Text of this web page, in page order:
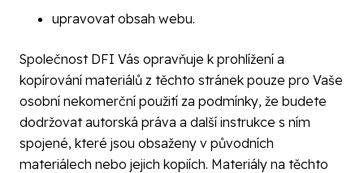
upravovat obsah webu.
Společnost DFI Vás opravňuje k prohlížení a
kopírování materiálů z těchto stránek pouze pro Vaše
osobní nekomerční použití za podmínky, že budete
dodržovat autorská práva a další instrukce s ním
spojené, které jsou obsaženy v původních
materiálech nebo jejich kopiích. Materiály na těchto